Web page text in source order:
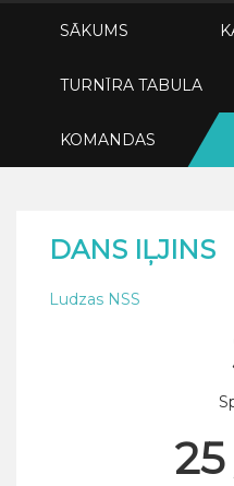
SĀKUMS
TURNĪRA TABULA
KOMANDAS
DANS IĻJINS
Ludzas NSS